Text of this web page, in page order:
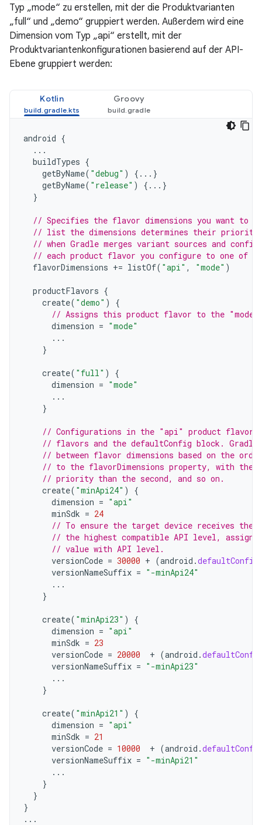
Typ „mode“ zu erstellen, mit der die Produktvarianten
„full“ und „demo“ gruppiert werden. Außerdem wird eine
Dimension vom Typ „api“ erstellt, mit der
Produktvariantenkonfigurationen basierend auf der API-
Ebene gruppiert werden:
Kotlin Groovy
android {
...
buildTypes {
getByName( "debug" )
{...}
getByName( "release" )
{...}
}
// Specifies the flavor dimensions you want to
// list the dimensions determines their
// when Gradle merges variant sources and
// each product flavor you configure to one of
flavorDimensions += listOf( "api" , "mode" )
productFlavors {
create( "demo" )
{
// Assigns this product flavor to the "mode"
dimension = "mode"
...
}
create( "full" )
{
dimension = "mode"
...
}
// Configurations in the "api" product flavors
// flavors and the defaultConfig block.
// between flavor dimensions based on the
// to the flavorDimensions property, with the
// priority than the second, and so on.
create( "minApi24" )
{
dimension = "api"
minSdk = 24
// To ensure the target device receives the
// the highest compatible API level, assign
// value with API level.
versionCode = 30000 + (android .defaultConfig
versionNameSuffix = "-minApi24"
...
}
create( "minApi23" )
{
dimension = "api"
minSdk = 23
versionCode = 20000 + (android .
versionNameSuffix = "-minApi23"
...
}
create( "minApi21" )
{
dimension = "api"
minSdk = 21
versionCode = 10000 + (android .
versionNameSuffix = "-minApi21"
...
}
}
}
...